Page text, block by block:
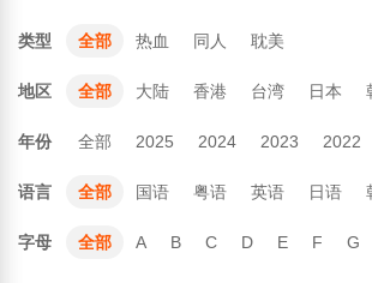
类型 全部 热血 同人 耽美
地区 全部 大陆 香港 台湾 日本
年份 全部 2025 2024 2023 2022
语言 全部 国语 粤语 英语 日语
字母 全部 A B C D E F G